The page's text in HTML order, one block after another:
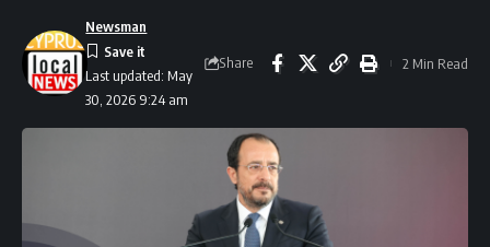
Last updated: May
30, 2026 9:24 am
Newsman
Share 2 Min Read